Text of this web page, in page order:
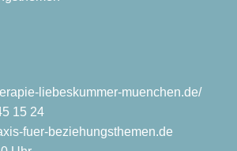
liebeskummer-muenchen.de/
15 24
fuer-beziehungsthemen.de